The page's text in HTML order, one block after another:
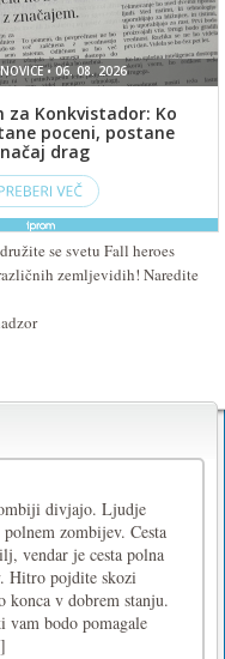
se svetu Fall heroes
zemljevidih! Naredite
divjajo. Ljudje
zombijev. Cesta
vendar je cesta polna
Hitro pojdite skozi
konca v dobrem stanju.
vam bodo pomagale